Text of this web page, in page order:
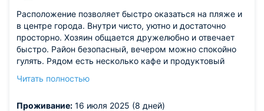
Расположение позволяет быстро оказаться на пляже и
в центре города. Внутри чисто, уютно и достаточно
просторно. Хозяин общается дружелюбно и отвечает
быстро. Район безопасный, вечером можно спокойно
гулять. Рядом есть несколько кафе и продуктовый
Из недостатков: утром слышен шум с оживлённой
Читать полностью
Проживание: 16 июля 2025 (8 дней)